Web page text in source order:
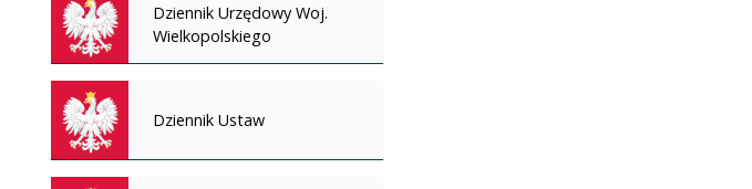
Dziennik Urzędowy Woj.
Wielkopolskiego
Dziennik Ustaw